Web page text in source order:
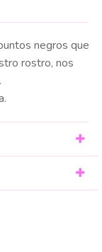
negros que
rostro, nos